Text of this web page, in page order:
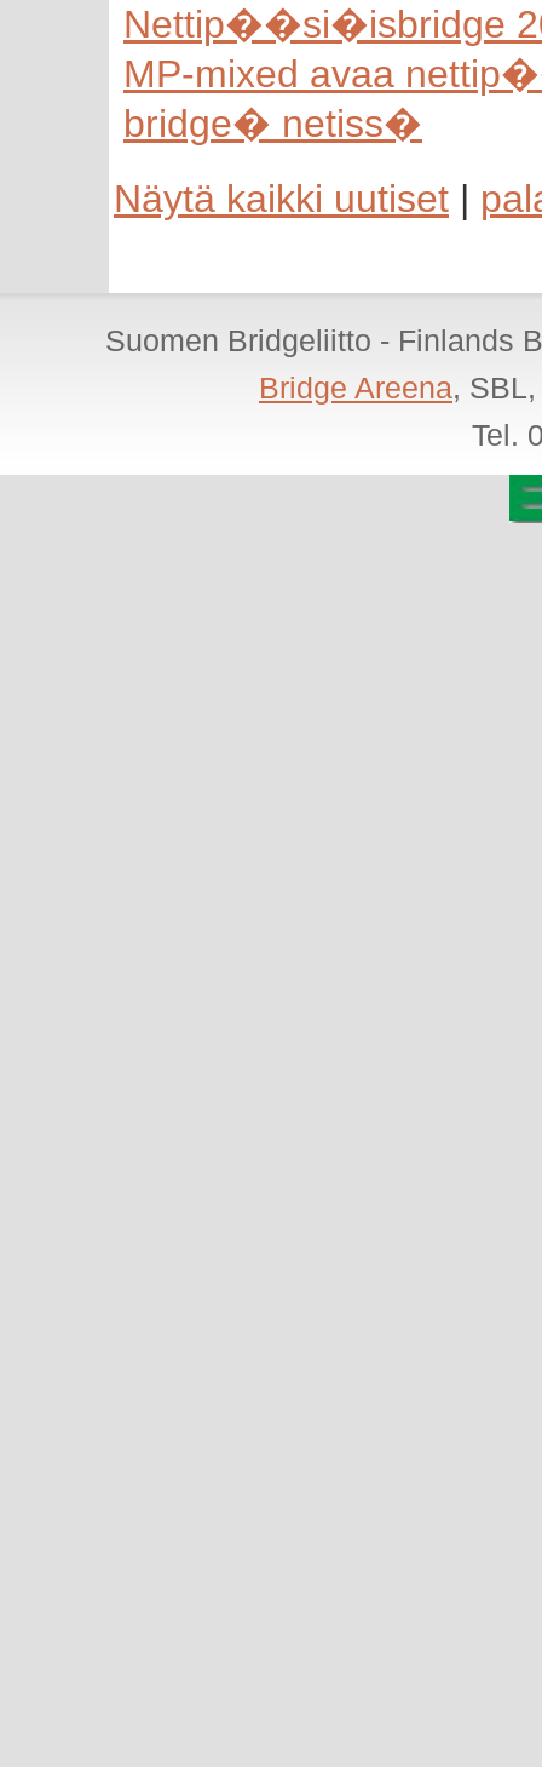
Nettip��si�isbridge
MP-mixed avaa
bridge� netiss�
Näytä kaikki uutiset |
Suomen Bridgeliitto - Finlands
Bridge Areena,
Tel.